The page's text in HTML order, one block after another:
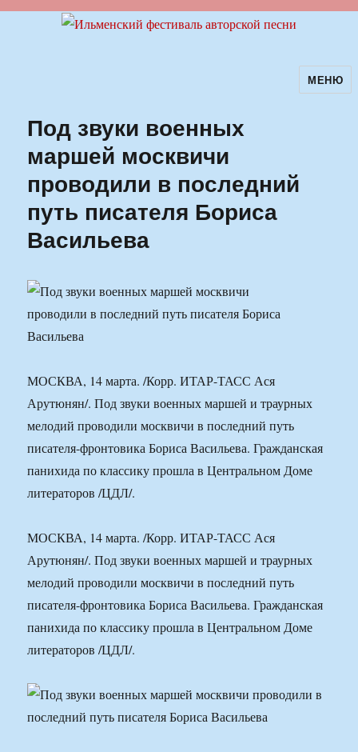
Ильменский фестиваль авторскойМЕНЮ
Под звуки военных
маршей москвичи
проводили в последний
путь писателя Бориса
Васильева
МОСКВА, 14 марта. /Корр. ИТАР-ТАСС Ася
Арутюнян/. Под звуки военных маршей и траурных
мелодий проводили москвичи в последний путь
писателя-фронтовика Бориса Васильева. Гражданская
панихида по классику прошла в Центральном Доме
литераторов /ЦДЛ/.
МОСКВА, 14 марта. /Корр. ИТАР-ТАСС Ася
Арутюнян/. Под звуки военных маршей и траурных
мелодий проводили москвичи в последний путь
писателя-фронтовика Бориса Васильева. Гражданская
панихида по классику прошла в Центральном Доме
литераторов /ЦДЛ/.